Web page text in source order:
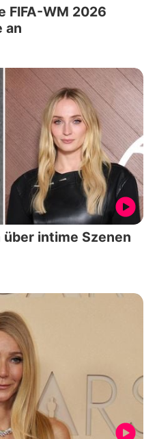
FIFA-WM 2026
an
intime Szenen